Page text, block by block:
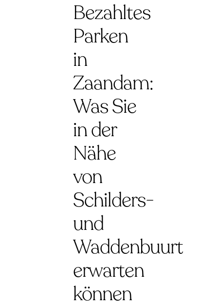
Bezahltes
Parken
in
Zaandam:
Was Sie
in der
Nähe
von
Schilders-
und
Waddenbuurt
erwarten
können